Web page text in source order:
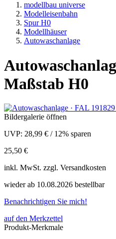
modellbau universe
Modelleisenbahn
Spur H0
Modellhäuser
Autowaschanlage
Maßstab H0
Bildergalerie öffnen
UVP: 28,99 € / 12% sparen
25,50 €
inkl. MwSt. zzgl. Versandkosten
wieder ab 10.08.2026 bestellbar
Benachrichtigen Sie mich!
auf den Merkzettel
Produkt-Merkmale